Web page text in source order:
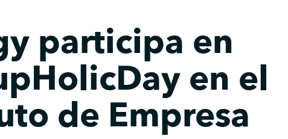
participa en
en el
de Empresa